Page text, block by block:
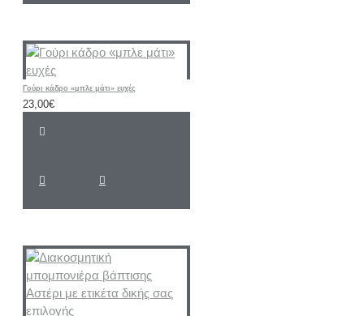
Γούρι κάδρο «μπλε μάτι» ευχές
23,00€